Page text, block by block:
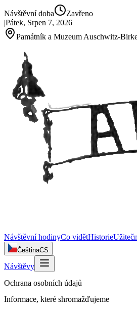
Návštěvní doba
Zavřeno
|Pátek, Srpen 7, 2026
Památník a Muzeum Auschwitz-
Návštěvní hodinyCo vidětHistorie
ČeštinaCS
Návštěvy
Ochrana osobních údajů
Informace, které shromažďujeme